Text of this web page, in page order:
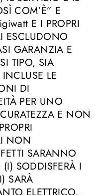
COM’È” E
E I PROPRI
ESCLUDONO
GARANZIA E
TIPO, SIA
LE
DI
PER UNO
E NON
NON
SARANNO
SODDISFERÀ I
SARÀ